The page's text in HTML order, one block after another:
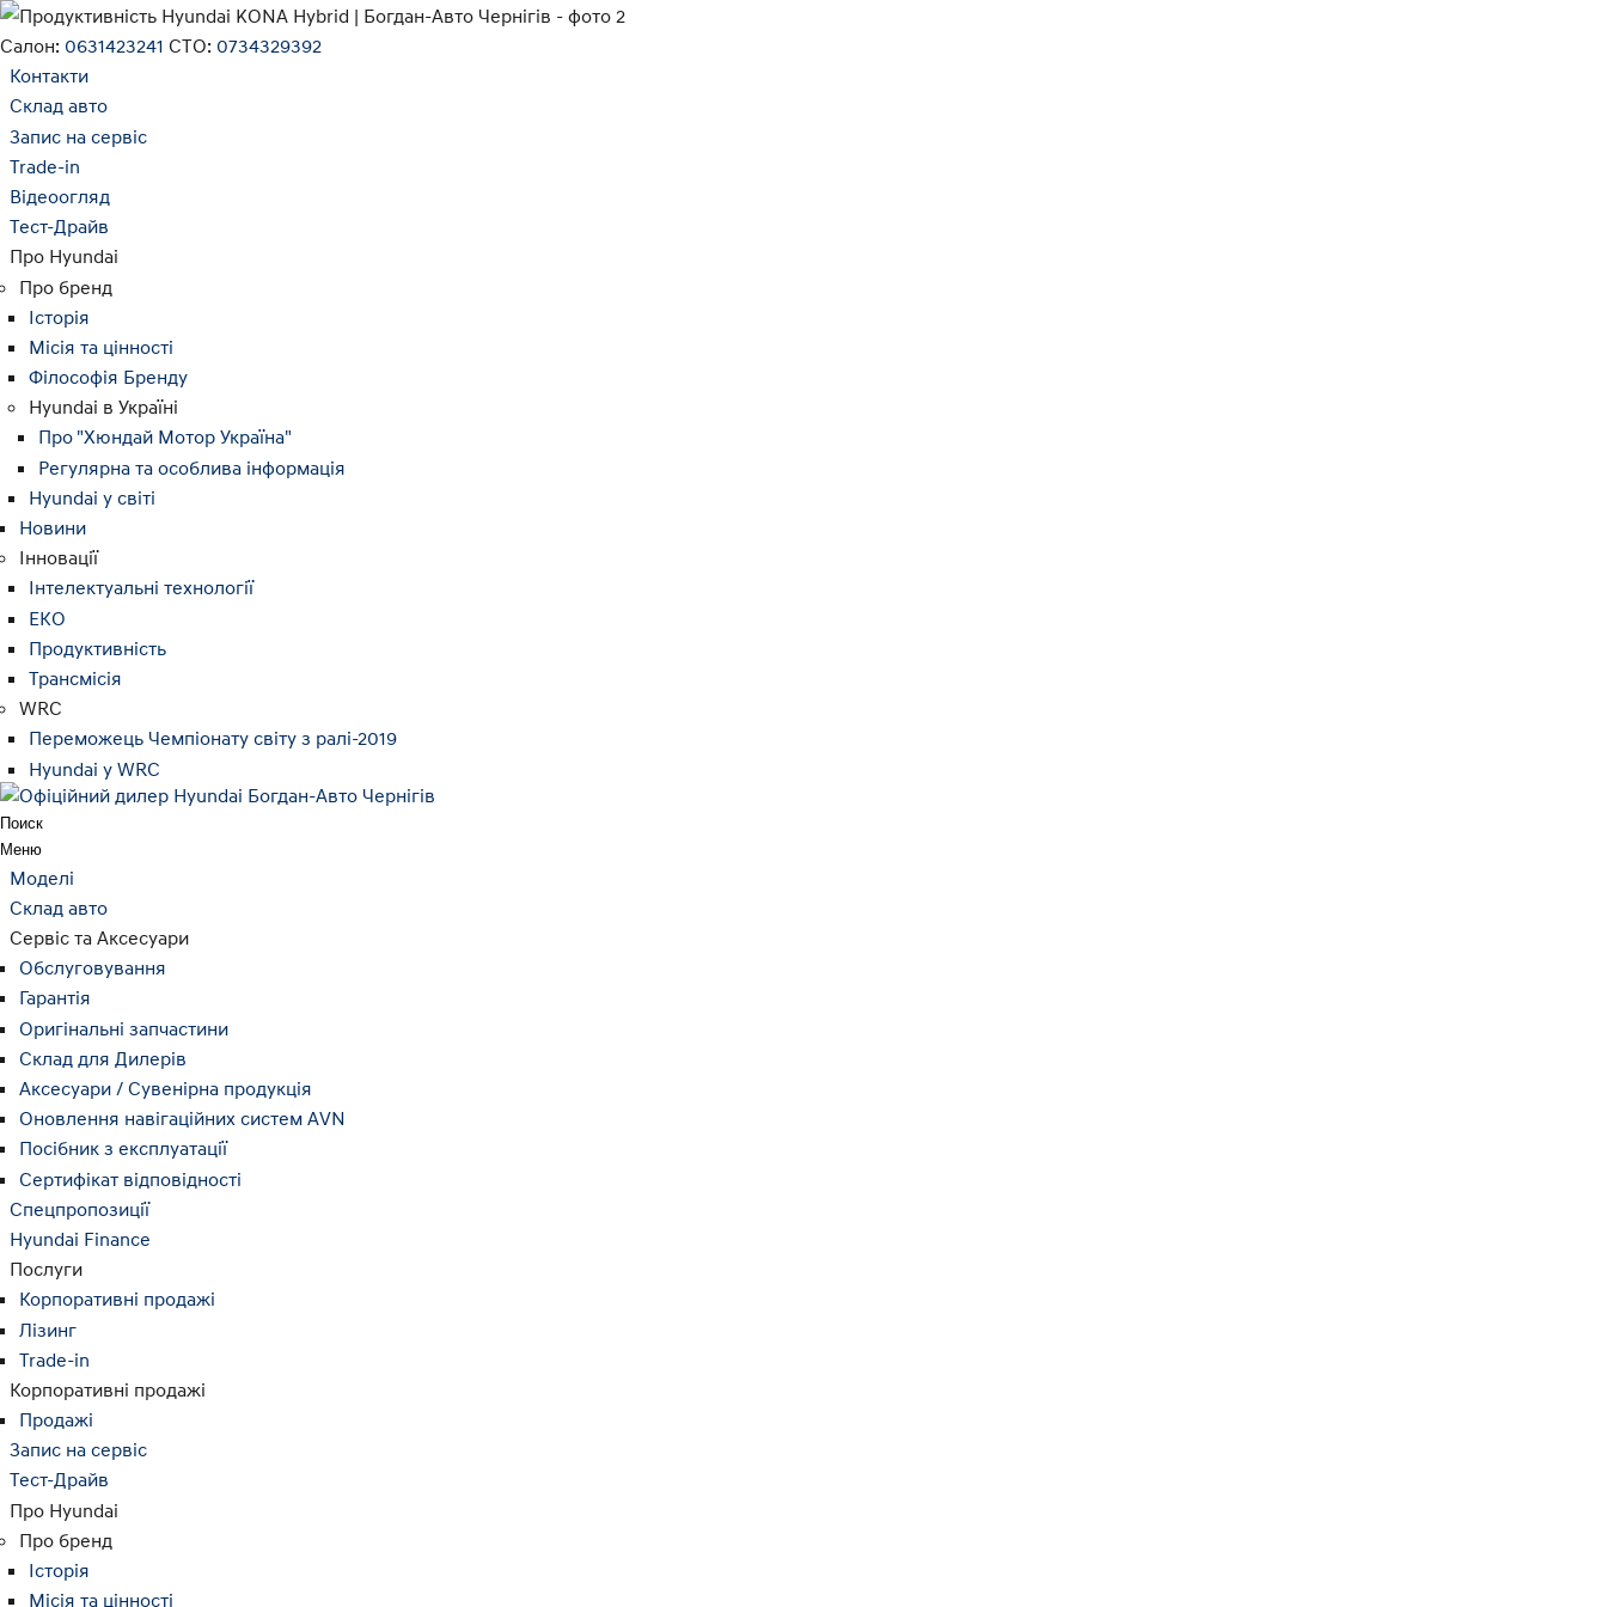
Салон: 0631423241 СТО: 0734329392
Контакти
Склад авто
Запис на сервіс
Trade-in
Відеоогляд
Тест-Драйв
Про Hyundai
Про бренд
Історія
Місія та цінності
Філософія Бренду
Hyundai в Україні
Про "Хюндай Мотор Україна"
Регулярна та особлива інформація
Hyundai у світі
Новини
Інновації
Інтелектуальні технології
ЕКО
Продуктивність
Трансмісія
WRC
Переможець Чемпіонату світу з ралі-2019
Hyundai у WRC
Поиск
Меню
Моделі
Склад авто
Сервіс та Аксесуари
Обслуговування
Гарантія
Оригінальні запчастини
Склад для Дилерів
Аксесуари / Сувенірна продукція
Оновлення навігаційних систем AVN
Посібник з експлуатації
Сертифікат відповідності
Спецпропозиції
Hyundai Finance
Послуги
Корпоративні продажі
Лізинг
Trade-in
Корпоративні продажі
Продажі
Запис на сервіс
Тест-Драйв
Про Hyundai
Про бренд
Історія
Місія та цінності